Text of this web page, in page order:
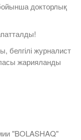
докторлық
журналист
жарияланды
"BOLASHAQ"